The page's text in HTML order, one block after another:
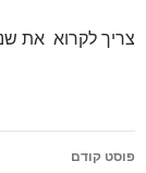
צריך לקרוא את
פוסט קודם